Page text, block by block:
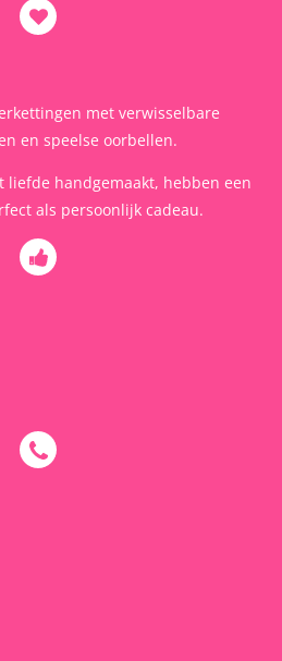
met verwisselbare
en speelse oorbellen.
liefde handgemaakt, hebben een
als persoonlijk cadeau.